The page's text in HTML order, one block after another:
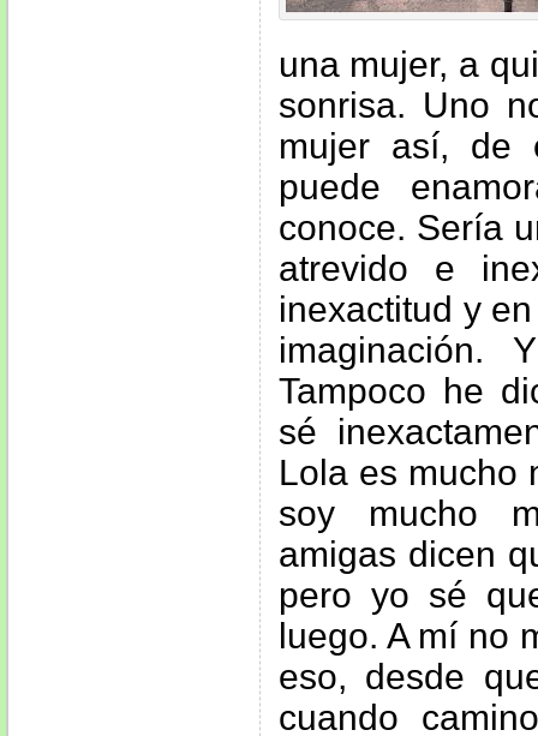
una mujer, a
sonrisa. Uno
mujer así, de
puede
conoce. Sería
atrevido e
inexactitud y
imaginación.
Tampoco he
sé
Lola es mucho
soy mucho
amigas dicen
pero yo sé
luego. A mí no
eso, desde
cuando